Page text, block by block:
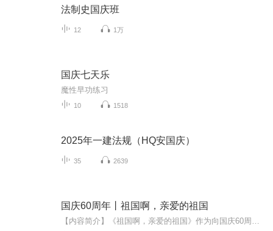
法制史国庆班
12 1万
国庆七天乐
魔性早功练习
10 1518
2025年一建法规（HQ安国庆）
35 2639
国庆60周年丨祖国啊，亲爱的祖国